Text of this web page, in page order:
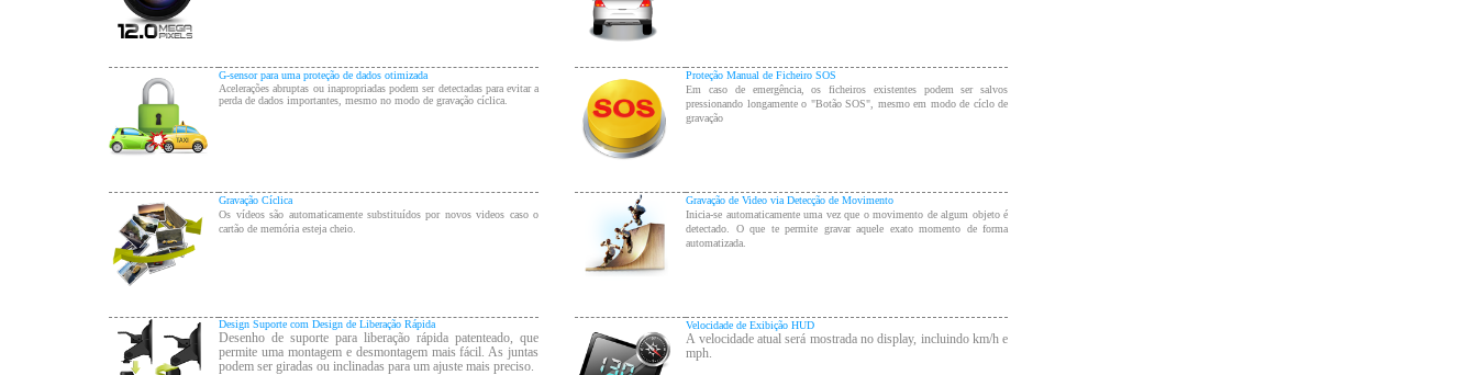
G-sensor para uma proteção de dados otimizada
Acelerações abruptas ou inapropriadas podem ser detectadas para evitar a
perda de dados importantes, mesmo no modo de gravação cíclica.
Proteção Manual de FicheiroSOS
Em caso de emergência, os ficheiros existentes podem ser salvos
pressionando longamente o "Botão SOS", mesmo em modo de cíclo de
gravação
Gravação Cíclica
Os vídeos são automaticamente substituídos por novos videos caso o
cartão de memória esteja cheio.
Gravação de Video via Detecção de Movimento
Inicia-se automaticamente uma vez que o movimento de algum objeto é
detectado. O que te permite gravar aquele exato momento de forma
automatizada.
Design Suporte com Design de Liberação Rápida
Desenho de suporte para liberação rápida patenteado, que
permite uma montagem e desmontagem mais fácil. As juntas
podem ser giradas ou inclinadas para um ajuste mais preciso.
Velocidade de Exibição HUD
A velocidade atual será mostrada no display, incluindo km/h e
mph.